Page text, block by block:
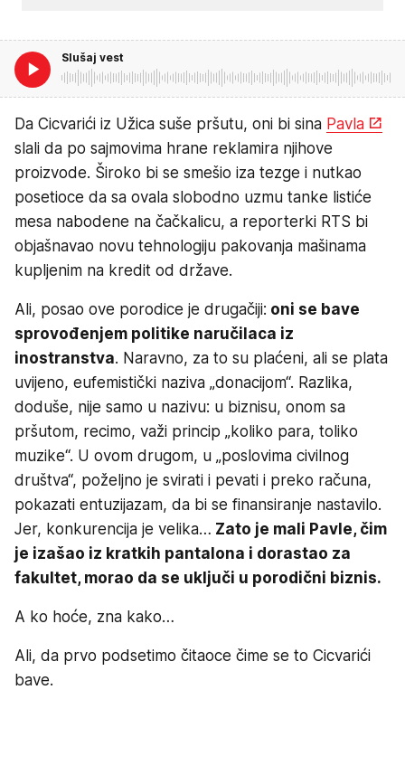
Slušaj vest
Da Cicvarići iz Užica suše pršutu, oni bi sina Pavla
slali da po sajmovima hrane reklamira njihove
proizvode. Široko bi se smešio iza tezge i nutkao
posetioce da sa ovala slobodno uzmu tanke listiće
mesa nabodene na čačkalicu, a reporterki RTS bi
objašnavao novu tehnologiju pakovanja mašinama
kupljenim na kredit od države.
Ali, posao ove porodice je drugačiji: oni se bave
sprovođenjem politike naručilaca iz
inostranstva. Naravno, za to su plaćeni, ali se plata
uvijeno, eufemistički naziva „donacijom“. Razlika,
doduše, nije samo u nazivu: u biznisu, onom sa
pršutom, recimo, važi princip „koliko para, toliko
muzike“. U ovom drugom, u „poslovima civilnog
društva“, poželjno je svirati i pevati i preko računa,
pokazati entuzijazam, da bi se finansiranje nastavilo.
Jer, konkurencija je velika… Zato je mali Pavle, čim
je izašao iz kratkih pantalona i dorastao za
fakultet, morao da se uključi u porodični biznis.
A ko hoće, zna kako…
Ali, da prvo podsetimo čitaoce čime se to Cicvarići
bave.